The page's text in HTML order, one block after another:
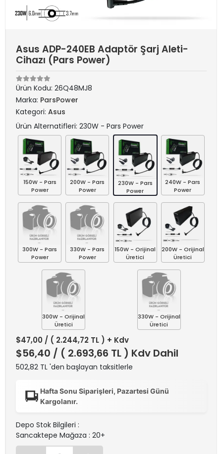
Asus ADP-240EB Adaptör Şarj Aleti-
Cihazı (Pars Power)
Ürün Kodu: 26Q48MJ8
Marka: ParsPower
Kategori: Asus
Ürün Alternatifleri: 230W - Pars Power
150W - Pars
Power
200W - Pars
Power
230W - Pars
Power
240W - Pars
Power
300W - Pars
Power
330W - Pars
Power
150W - Orijinal
Üretici
200W - Orijinal
Üretici
300W - Orijinal
Üretici
330W - Orijinal
Üretici
$47,00 / ( 2.244,72 TL ) + Kdv
$56,40 / ( 2.693,66 TL ) Kdv Dahil
502,82 TL 'den başlayan taksitlerle
Hafta Sonu Siparişleri, Pazartesi Günü
Kargolanır.
Depo Stok Bilgileri :
Sancaktepe Mağaza : 20+